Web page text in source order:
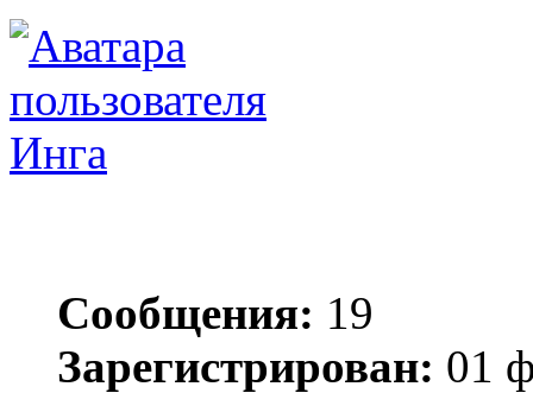
Инга
Сообщения: 19
Зарегистрирован: 01